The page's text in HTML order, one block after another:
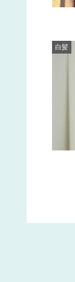
白髪